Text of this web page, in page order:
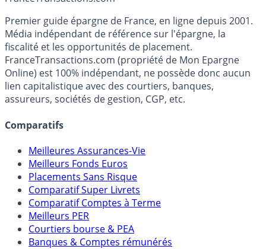
Premier guide épargne de France, en ligne depuis 2001.
Média indépendant de référence sur l'épargne, la
fiscalité et les opportunités de placement.
FranceTransactions.com (propriété de Mon Epargne
Online) est 100% indépendant, ne possède donc aucun
lien capitalistique avec des courtiers, banques,
assureurs, sociétés de gestion, CGP, etc.
Comparatifs
Meilleures Assurances-Vie
Meilleurs Fonds Euros
Placements Sans Risque
Comparatif Super Livrets
Comparatif Comptes à Terme
Meilleurs PER
Courtiers bourse & PEA
Banques & Comptes rémunérés